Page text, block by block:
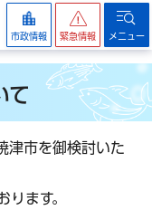
市政情報 緊急情報 メニュー
て
津市を御検討いた
ます。